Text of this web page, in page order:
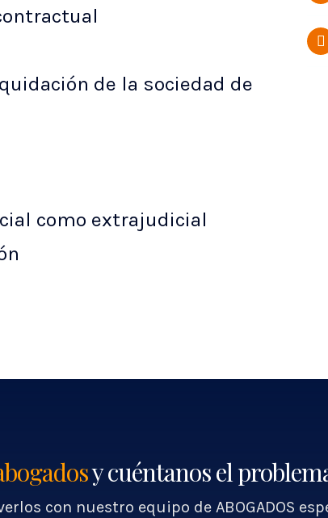
de la sociedad de
como extrajudicial
y cuéntanos el
con nuestro equipo de ABOGADOS